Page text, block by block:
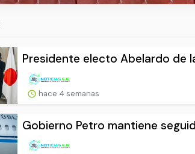
Presidente electo Abelardo de
hace 4 semanas
Gobierno Petro mantiene